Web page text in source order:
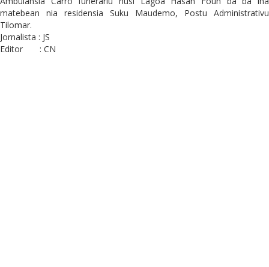
matebean nia residensia Suku Maudemo, Postu Administrativu
Tilomar.
Jornalista : JS
Editor : CN